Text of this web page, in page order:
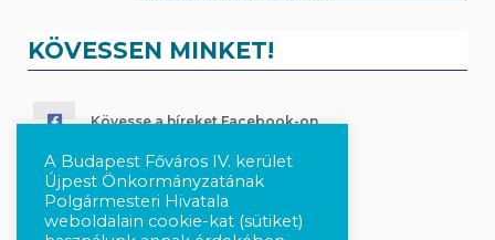
KÖVESSEN MINKET!
Kövesse a híreket Facebook-on
Követés Instagram-on
A Budapest Főváros IV. kerület
Újpest Önkormányzatának
Polgármesteri Hivatala
weboldalain cookie-kat (sütiket)